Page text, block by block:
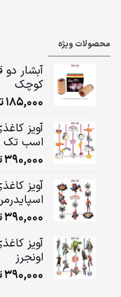
محصولات ویژه
آبشار دو
کوچک
185,000
آویز
اسب تک
390,000
آویز
390,000
آویز
اونجرز
390,000